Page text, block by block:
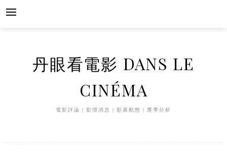
Skip
丹眼看電影 DANS LE
CINÉMA
電影評論｜影壇消息｜影展動態｜獎季分析